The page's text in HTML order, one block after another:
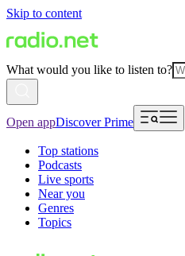
Skip to content
What would you like to listen to?
Open appDiscover Prime
Top stations
Podcasts
Live sports
Near you
Genres
Topics